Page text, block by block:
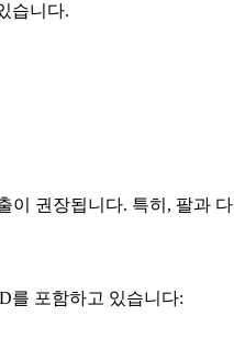
습니다.
권장됩니다. 특히, 팔과
를 포함하고 있습니다: